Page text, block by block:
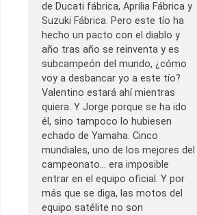
de Ducati fábrica, Aprilia Fábrica y
Suzuki Fábrica. Pero este tío ha
hecho un pacto con el diablo y
año tras año se reinventa y es
subcampeón del mundo, ¿cómo
voy a desbancar yo a este tío?
Valentino estará ahí mientras
quiera. Y Jorge porque se ha ido
él, sino tampoco lo hubiesen
echado de Yamaha. Cinco
mundiales, uno de los mejores del
campeonato… era imposible
entrar en el equipo oficial. Y por
más que se diga, las motos del
equipo satélite no son